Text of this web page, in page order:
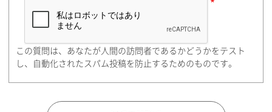
住所検索
都道府県（勤務先）
この質問は、あなたが人間の訪問者であるかどうかをテスト
し、自動化されたスパム投稿を防止するためのものです。